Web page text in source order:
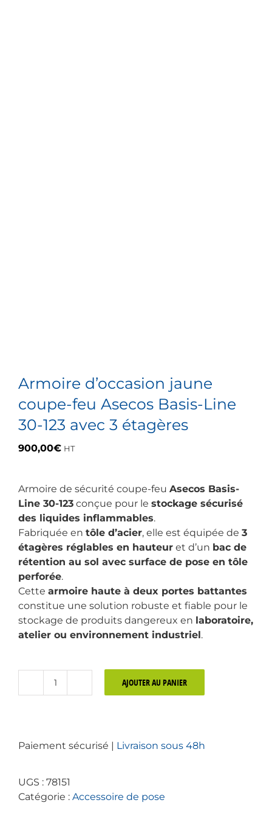
Armoire d’occasion jaune
coupe-feu Asecos Basis-Line
30-123 avec 3 étagères
900,00€ HT
Armoire de sécurité coupe-feu Asecos Basis-
Line 30-123 conçue pour le stockage sécurisé
des liquides inflammables.
Fabriquée en tôle d’acier, elle est équipée de 3
étagères réglables en hauteur et d’un bac de
rétention au sol avec surface de pose en tôle
perforée.
Cette armoire haute à deux portes battantes
constitue une solution robuste et fiable pour le
stockage de produits dangereux en laboratoire,
atelier ou environnement industriel.
quantité
jaune
feu
Asecos
AJOUTER AU PANIER
Paiement sécurisé | Livraison sous 48h
UGS : 78151
Catégorie : Accessoire de pose